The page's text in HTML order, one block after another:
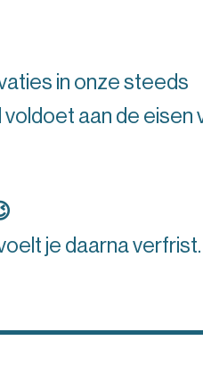
in onze steeds
aan de eisen
je daarna verfrist.